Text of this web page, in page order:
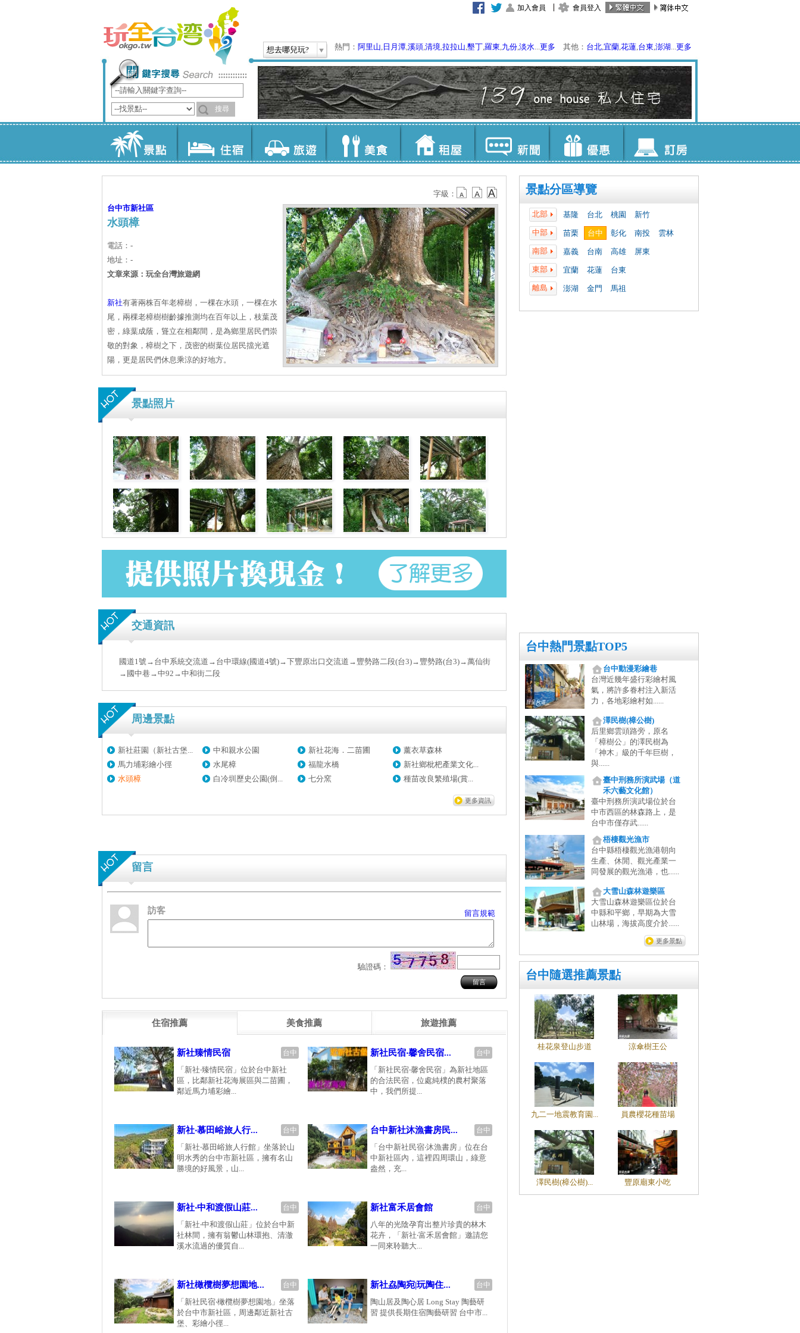
加入會員 會員登入
想去哪兒玩? 熱門： 阿里山, 日月潭,溪頭,清境,拉拉山,墾丁,羅東,九份,淡水...更多 其他： 台北,宜蘭,花蓮,台東,澎湖...更多
景點分區導覽
北部 基隆 台北 桃園
新竹
中部
苗栗 台中 彰化 南投
雲林
南部
嘉義 台南 高雄
屏東
東部
宜蘭 花蓮
台東
離島
澎湖 金門 馬祖
台中熱門景點TOP5
台中動漫彩繪巷
台灣近幾年盛行彩繪村風
氣，將許多眷村注入新活
力，各地彩繪村如......
澤民樹(樟公樹)
后里鄉雲頭路旁，原名
「樟樹公」的澤民樹為
「神木」級的千年巨樹，
與......
臺中刑務所演武場（道
禾六藝文化館）
臺中刑務所演武場位於台
中市西區的林森路上，是
台中市僅存武......
梧棲觀光漁市
台中縣梧棲觀光漁港朝向
生產、休閒、觀光產業一
同發展的觀光漁港，也......
大雪山森林遊樂區
大雪山森林遊樂區位於台
中縣和平鄉，早期為大雪
山林場，海拔高度介於......
更多景點
台中隨選推薦景點
桂花泉登山步道 涼傘樹王公
九二一地震教育園... 員農櫻花種苗場
澤民樹(樟公樹)... 豐原廟東小吃
字級：
台中市新社區
水頭樟
電話：-
地址：-
文章來源：玩全台灣旅遊網
新社有著兩株百年老樟樹，一棵在水頭，一棵在水
尾，兩棵老樟樹樹齡據推測均在百年以上，枝葉茂
密，綠葉成蔭，聳立在相鄰間，是為鄉里居民們崇
敬的對象，樟樹之下，茂密的樹葉位居民擋光遮
陽，更是居民們休息乘涼的好地方。
景點照片
交通資訊
國道1號→台中系統交流道→台中環線(國道4號)→下豐原出口交流道→豐勢路二段(台3)→豐勢路(台3)→萬仙街
→國中巷→中92→中和街二段
周邊景點
新社莊園（新社古堡... 中和親水公園 新社花海．二苗圃
薰衣草森林
馬力埔彩繪小徑
水尾樟 福龍水橋
新社鄉枇杷產業文化...
水頭樟
白冷圳歷史公園(倒... 七分窯 種苗改良繁殖場(賞...
更多資訊
留言
訪客 留言規範
驗證碼：
住宿推薦 美食推薦 旅遊推薦
台中
新社臻情民宿
「新社‧臻情民宿」位於台中新社
區，比鄰新社花海展區與二苗圃，
鄰近馬力埔彩繪...
台中
新社民宿‧馨舍民宿...
「新社民宿‧馨舍民宿」為新社地區
的合法民宿，位處純樸的農村聚落
中，我們所提...
台中
新社‧慕田峪旅人行...
「新社‧慕田峪旅人行館」坐落於山
明水秀的台中市新社區，擁有名山
勝境的好風景，山...
台中
台中新社沐漁書房民...
「台中新社民宿‧沐漁書房」位在台
中新社區內，這裡四周環山，綠意
盎然，充...
台中
新社‧中和渡假山莊...
「新社‧中和渡假山莊」位於台中新
社林間，擁有翁鬱山林環抱、清澈
溪水流過的優質自...
台中
新社富禾居會館
八年的光陰孕育出整片珍貴的林木
花卉，「新社‧富禾居會館」邀請您
一同來聆聽大...
台中
新社橄欖樹夢想園地...
「新社民宿‧橄欖樹夢想園地」坐落
於台中市新社區，周邊鄰近新社古
堡、彩繪小徑...
台中
新社劦陶宛|玩陶住...
陶山居及陶心居 Long Stay 陶藝研
習 提供長期住宿陶藝研習 台中市...